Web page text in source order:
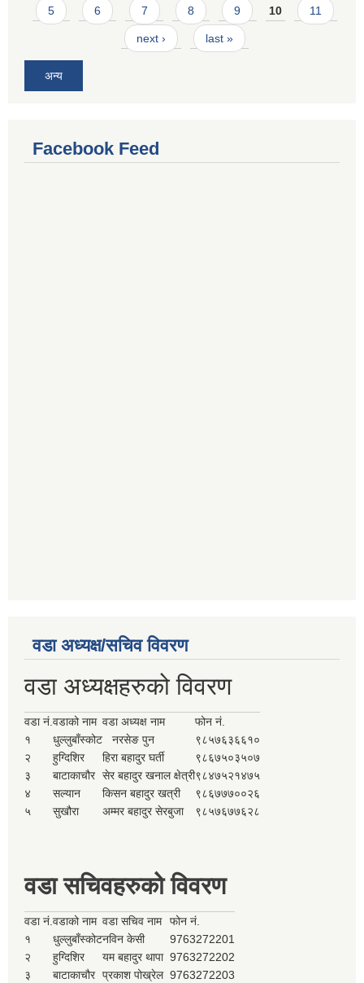
5 6 7 8 9 10 11
next › last »
अन्य
Facebook Feed
वडा अध्यक्ष/सचिव विवरण
वडा अध्यक्षहरुको विवरण
वडा नं.वडाको नाम वडा अध्यक्ष नाम
फोन नं.
१
धुल्लुबाँस्कोट नरसेङ पुन
९८५७६३६६१०
२
हुग्दिशिर हिरा बहादुर घर्ती
९८६७५०३५०७
३
बाटाकाचौर सेर बहादुर खनाल क्षेत्री९८४७५२१४७५
४
सल्यान किसन बहादुर खत्री
९८६७७७००२६
५
सुखौरा अम्मर बहादुर सेरबुजा ९८५७६७७६२८
वडा सचिवहरुको विवरण
वडा नं.वडाको नाम वडा सचिव नाम
फोन नं.
१
धुल्लुबाँस्कोटनविन केसी
9763272201
२
हुग्दिशिर यम बहादुर थापा 9763272202
३
बाटाकाचौर प्रकाश पोख्रेल 9763272203